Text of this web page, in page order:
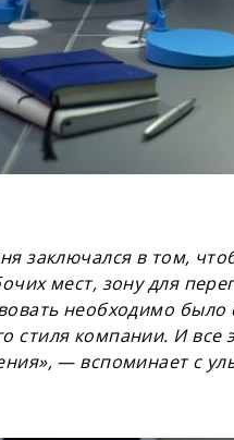
заключался в том,
мест, зону для
необходимо было
стиля компании. И все
— вспоминает с